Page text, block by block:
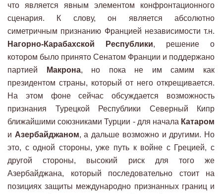
что является явным элементом конфронтационного
сценария. К слову, он является абсолютно
симетричным признанию Францией независимости т.н.
Нагорно-Карабахской Республики, решение о
котором было принято Сенатом Франции и поддержано
партией
Макрона, но пока не им самим как
президентом страны, который от него открещивается.
На этом фоне сейчас обсуждается возможность
признания Турецкой Республики Северный Кипр
ближайшими союзниками Турции - для начала Катаром
и Азербайджаном, а дальше возможно и другими. Но
это, с одной стороны, уже путь к войне с Грецией, с
другой стороны, высокий риск для того же
Азербайджана, который последовательно стоит на
позициях защиты международно признанных границ и